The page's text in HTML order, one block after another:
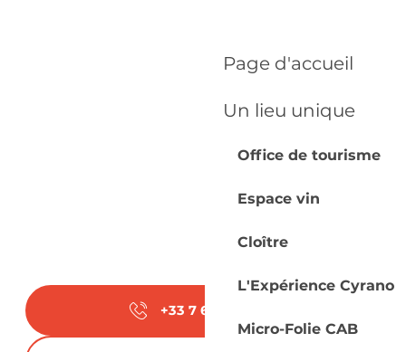
Page d'accueil
Un lieu unique
Office de tourisme
Espace vin
Cloître
L'Expérience Cyrano
Micro-Folie CAB
+33 7 62 63 15